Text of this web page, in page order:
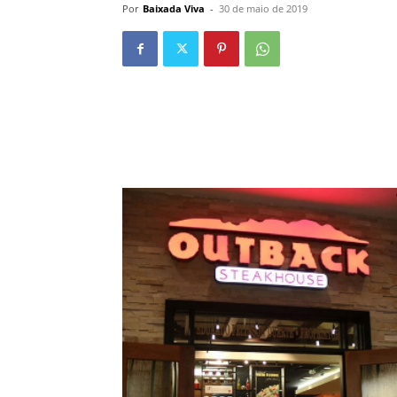
Por Baixada Viva - 30 de maio de 2019